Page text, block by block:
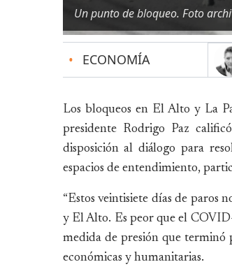
Un punto de bloqueo. Foto
• ECONOMÍA
Los bloqueos en El Alto y La
presidente Rodrigo Paz
disposición al diálogo para
espacios de entendimiento,
“Estos veintisiete días de paros
y El Alto. Es peor que el
medida de presión que terminó
económicas y humanitarias.